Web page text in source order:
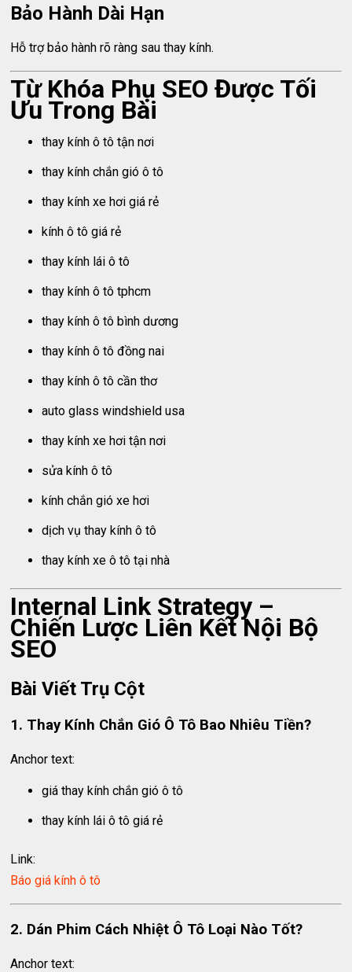
Bảo Hành Dài Hạn
Hỗ trợ bảo hành rõ ràng sau thay kính.
Từ Khóa Phụ SEO Được Tối
Ưu Trong Bài
thay kính ô tô tận nơi
thay kính chắn gió ô tô
thay kính xe hơi giá rẻ
kính ô tô giá rẻ
thay kính lái ô tô
thay kính ô tô tphcm
thay kính ô tô bình dương
thay kính ô tô đồng nai
thay kính ô tô cần thơ
auto glass windshield usa
thay kính xe hơi tận nơi
sửa kính ô tô
kính chắn gió xe hơi
dịch vụ thay kính ô tô
thay kính xe ô tô tại nhà
Internal Link Strategy –
Chiến Lược Liên Kết Nội Bộ
SEO
Bài Viết Trụ Cột
1. Thay Kính Chắn Gió Ô Tô Bao Nhiêu Tiền?
Anchor text:
giá thay kính chắn gió ô tô
thay kính lái ô tô giá rẻ
Link:
Báo giá kính ô tô
2. Dán Phim Cách Nhiệt Ô Tô Loại Nào Tốt?
Anchor text: